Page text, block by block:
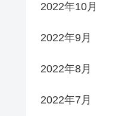
2022年10月
2022年9月
2022年8月
2022年7月